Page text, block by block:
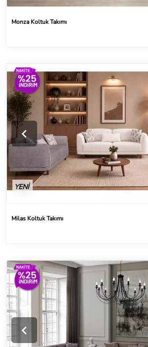
Monza Koltuk Takımı
YENİ
Milas Koltuk Takımı